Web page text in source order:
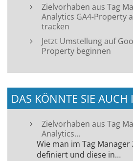
Zielvorhaben aus Tag
Analytics GA4-Property
tracken
Jetzt Umstellung auf
Property beginnen
DAS KÖNNTE SIE AUCH
Zielvorhaben aus Tag
Analytics…
Wie man im Tag
definiert und diese in…